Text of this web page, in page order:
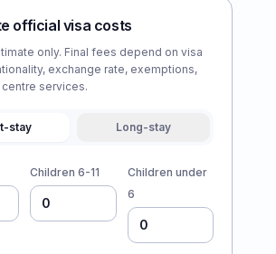
official visa costs
only. Final fees depend on visa
exchange rate, exemptions,
services.
stay Long-stay
Children 6-11
Children under
6